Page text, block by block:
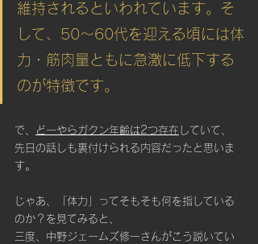
維持されるといわれています。そ
して、50～60代を迎える頃には体
力・筋肉量ともに急激に低下する
のが特徴です。
で、 どーやらガクン年齢は2つ存在 していて、
先日の話しも裏付けられる内容だったと思いま
す。
じゃあ、「体力」ってそもそも何を指している
のか？を見てみると、
三度、中野ジェームズ修一さんがこう説いてい